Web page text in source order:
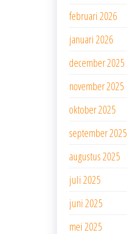
februari 2026
januari 2026
december 2025
november 2025
oktober 2025
september 2025
augustus 2025
juli 2025
juni 2025
mei 2025